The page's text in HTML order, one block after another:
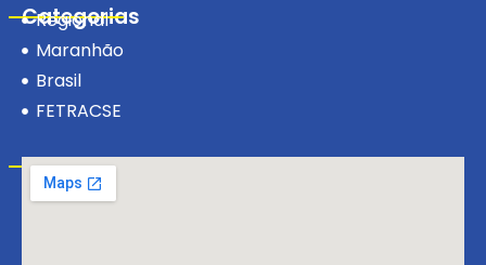
Categorias
Regional
Maranhão
Brasil
FETRACSE
Visite-nos!